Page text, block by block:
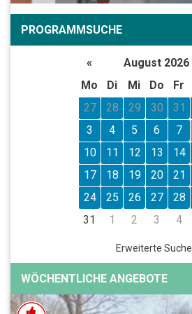
PROGRAMMSUCHE
« August 2026
Mo
Di Mi Do Fr
27
28 29 30 31
3
4 5 6 7
10
11 12 13 14
17
18 19 20 21
24
25 26 27 28
31
1 2 3 4
Erweiterte Suche
WÖCHENTLICHE ANGEBOTE